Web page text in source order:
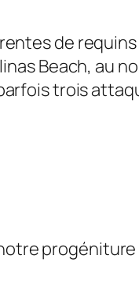
de
Beach, au
trois